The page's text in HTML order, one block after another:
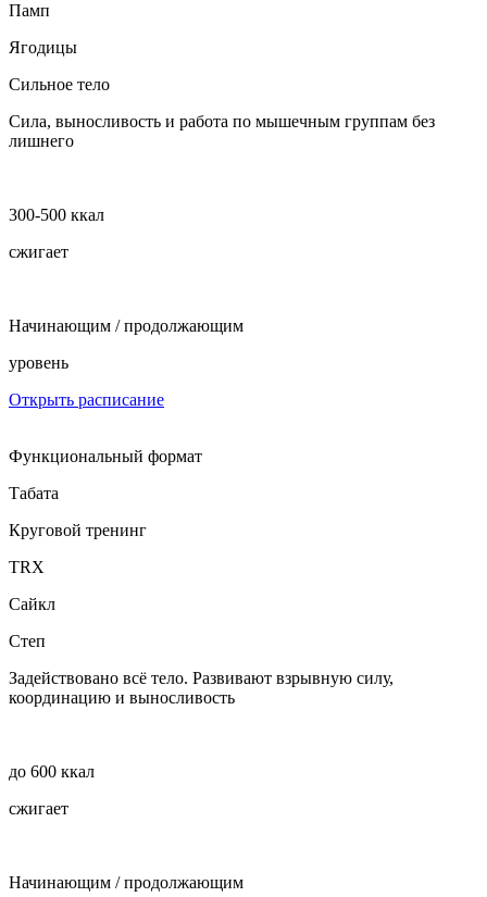
Памп
Ягодицы
Сильное тело
Сила, выносливость и работа по мышечным группам без
лишнего
300-500 ккал
сжигает
Начинающим / продолжающим
уровень
Открыть расписание
Функциональный формат
Табата
Круговой тренинг
TRX
Сайкл
Степ
Задействовано всё тело. Развивают взрывную силу,
координацию и выносливость
до 600 ккал
сжигает
Начинающим / продолжающим